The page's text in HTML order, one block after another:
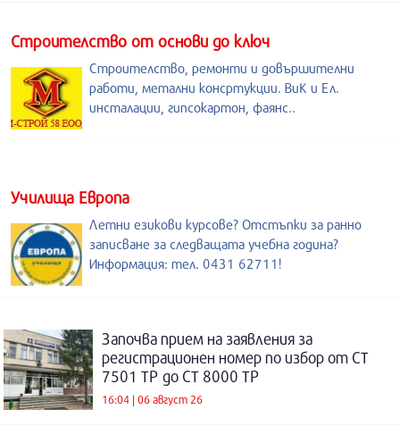
Строителство от основи до ключ
Строителство, ремонти и довършителни
работи, метални консртукции. ВиК и Ел.
инсталации, гипсокартон, фаянс..
Училища Европа
Летни езикови курсове? Отстъпки за ранно
записване за следващата учебна година?
Информация: тел. 0431 62711!
Започва прием на заявления за
регистрационен номер по избор от СТ
7501 ТР до СТ 8000 ТР
16:04 | 06 август 26